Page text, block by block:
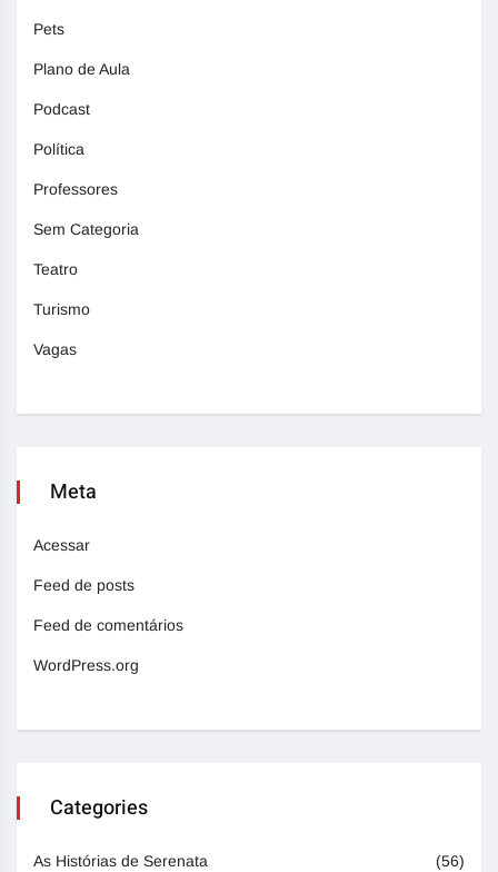
Pets
Plano de Aula
Podcast
Política
Professores
Sem Categoria
Teatro
Turismo
Vagas
Meta
Acessar
Feed de posts
Feed de comentários
WordPress.org
Categories
As Histórias de Serenata (56)